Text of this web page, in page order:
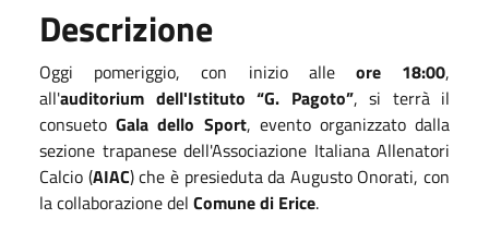
Descrizione
Oggi pomeriggio, con inizio alle ore 18:00,
all'auditorium dell'Istituto “G. Pagoto”, si terrà il
consuetoGala dello Sport, evento organizzato dalla
sezione trapanese dell'Associazione Italiana Allenatori
Calcio (AIAC) che è presieduta da Augusto Onorati, con
la collaborazione del Comune di Erice.